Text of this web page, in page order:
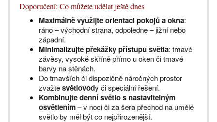
Doporučení: Co můžete udělat ještě dnes
Maximálně využijte orientaci pokojů a okna:
ráno – východní strana, odpoledne – jižní nebo
západní.
Minimalizujte překážky přístupu světla: tmavé
závěsy, vysoké skříně přímo u oken či tmavé
barvy na stěnách.
Do tmavších či dispozičně náročných prostor
zvažtesvětlovody či speciální řešení.
Kombinujte denní světlo s nastavitelným
osvětlením– v noci či za šera přechod na umělé
světlo by měl být co nejpřirozenější.